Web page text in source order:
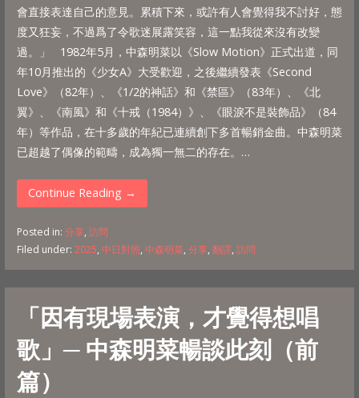
會直接表達自己的意見。累積下來，或許有人會覺得我不討好，態
度又狂妄，不過爲了令歌迷展露笑容，這一點我從來沒有改變
過。」 1982年5月，中森明菜以《Slow Motion》正式出道，同
年10月推出的《少女A》大受歡迎，之後繼續發表《Second
Love》（82年）、《1/2的神話》和《禁區》（83年）、《北
翼》、《南風》和《十戒（1984）》、《眼淚不是裝飾品》（84
年）等作品，在十多歲的年紀已連續創下多首暢銷金曲。中森明菜
已超越了偶像的範疇，成為獨一無二的存在。…
Continue Reading →
Posted in: 分享, 訪問
Filed under: 2025, 中日對照, 中森明菜, 分享, 翻譯, 訪問
「因有現場表演，才覺得想唱
歌」─ 中森明菜暢談此刻（前
篇）